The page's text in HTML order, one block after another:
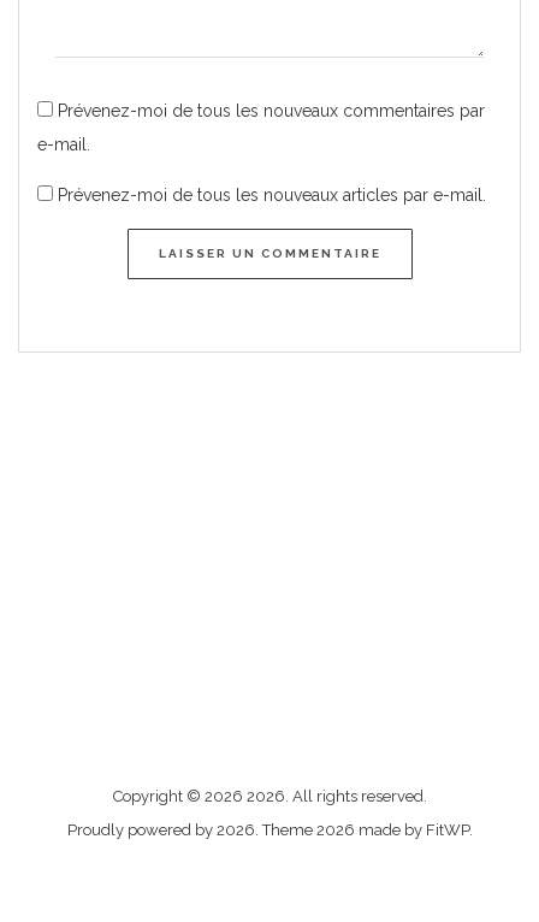
Prévenez-moi de tous les nouveaux commentaires par
e-mail.
Prévenez-moi de tous les nouveaux articles par e-mail.
LAISSER UN COMMENTAIRE
contacter
Copyright © 2026 2026. All rights reserved.
Proudly powered by 2026. Theme 2026 made by FitWP.